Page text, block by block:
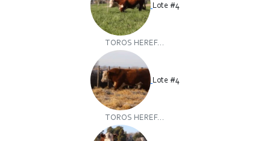
Lote #4
TOROS HEREF...
Lote #4
TOROS HEREF...